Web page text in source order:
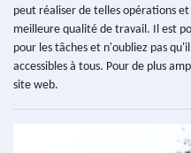
peut réaliser de telles opérations
meilleure qualité de travail. Il est
pour les tâches et n'oubliez pas
accessibles à tous. Pour de plus
site web.